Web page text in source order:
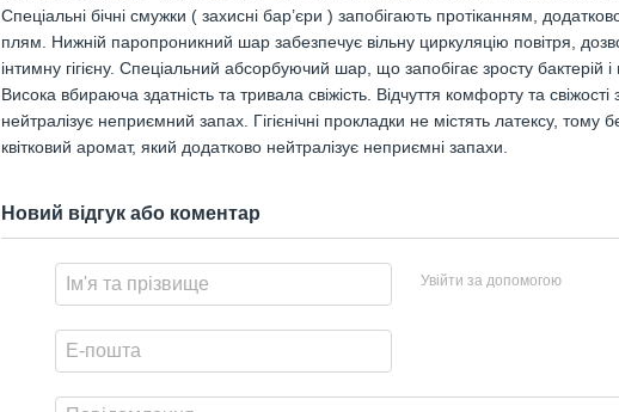
Спеціальні бічні смужки ( захисні бар’єри ) запобігають протіканням,
плям. Нижній паропроникний шар забезпечує вільну циркуляцію повітря,
інтимну гігієну. Спеціальний абсорбуючий шар, що запобігає зросту бактерій
Висока вбираюча здатність та тривала свіжість. Відчуття комфорту та
нейтралізує неприємний запах. Гігієнічні прокладки не містять латексу, тому
квітковий аромат, який додатково нейтралізує неприємні запахи.
Новий відгук або коментар
Увійти за допомогою